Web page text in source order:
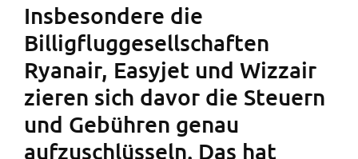
Insbesondere die
Billigfluggesellschaften
Ryanair, Easyjet und Wizzair
zieren sich davor die Steuern
und Gebühren genau
aufzuschlüsseln. Das hat